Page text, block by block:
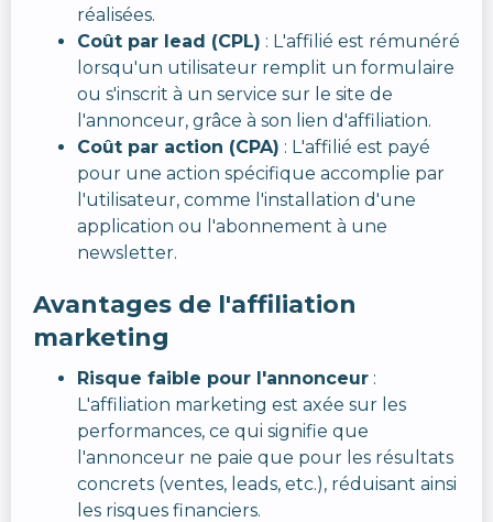
réalisées.
Coût par lead (CPL) : L'affilié est rémunéré
lorsqu'un utilisateur remplit un formulaire
ou s'inscrit à un service sur le site de
l'annonceur, grâce à son lien d'affiliation.
Coût par action (CPA) : L'affilié est payé
pour une action spécifique accomplie par
l'utilisateur, comme l'installation d'une
application ou l'abonnement à une
newsletter.
Avantages de l'affiliation
marketing
Risque faible pour l'annonceur :
L'affiliation marketing est axée sur les
performances, ce qui signifie que
l'annonceur ne paie que pour les résultats
concrets (ventes, leads, etc.), réduisant ainsi
les risques financiers.